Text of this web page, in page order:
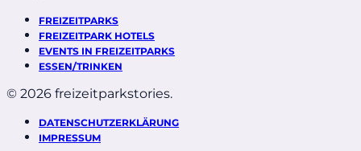
FREIZEITPARKS
FREIZEITPARK HOTELS
EVENTS IN FREIZEITPARKS
ESSEN/TRINKEN
© 2026 freizeitparkstories.
DATENSCHUTZERKLÄRUNG
IMPRESSUM